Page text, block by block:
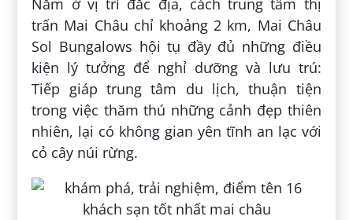
Nằm ở vị trí đắc địa, cách trung tâm thị
trấn Mai Châu chỉ khoảng 2 km, Mai Châu
Sol Bungalows hội tụ đầy đủ những điều
kiện lý tưởng để nghỉ dưỡng và lưu trú:
Tiếp giáp trung tâm du lịch, thuận tiện
trong việc thăm thú những cảnh đẹp thiên
nhiên, lại có không gian yên tĩnh an lạc với
cỏ cây núi rừng.